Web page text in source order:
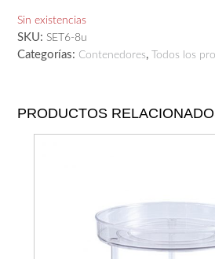
Sin existencias
SKU: SET6-8u
Categorías: Contenedores, Todos los
PRODUCTOS